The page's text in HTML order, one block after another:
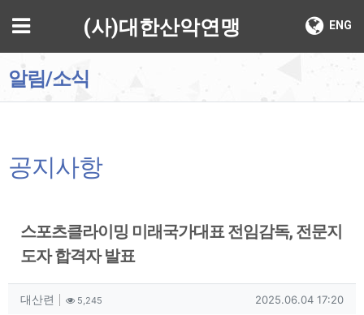
메뉴 ENG
(사)대한산악연맹
알림/소식
공지사항
스포츠클라이밍 미래국가대표 전임감독, 전문지
도자 합격자 발표
작성자 정보
대산련 작성5,245조회 작성일
2025.06.04 17:20